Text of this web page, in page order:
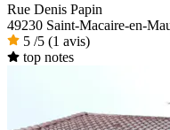
Rue Denis Papin
49230 Saint-Macaire-en-
5 /5 (1 avis)
top notes